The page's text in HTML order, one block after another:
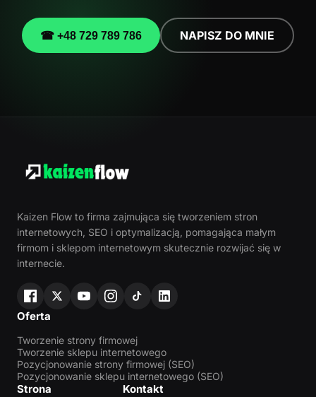
☎ +48 729 789 786 NAPISZ DO MNIE
Kaizen Flow to firma zajmująca się tworzeniem stron
internetowych, SEO i optymalizacją, pomagająca małym
firmom i sklepom internetowym skutecznie rozwijać się w
internecie.
Oferta
Tworzenie strony firmowej
Tworzenie sklepu internetowego
Pozycjonowanie strony firmowej (SEO)
Pozycjonowanie sklepu internetowego (SEO)
Strona Kontakt